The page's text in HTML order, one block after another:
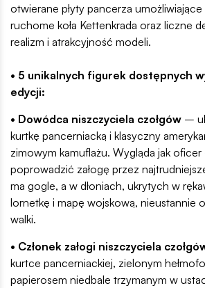
otwierane płyty pancerza
ruchome koła Kettenkrada oraz liczne
realizm i atrakcyjność modeli.
• 5 unikalnych figurek dostępnych
edycji:
• Dowódca niszczyciela czołgów –
kurtkę pancerniacką i klasyczny
zimowym kamuflażu. Wygląda jak
poprowadzić załogę przez
ma gogle, a w dłoniach, ukrytych w
lornetkę i mapę wojskową, nieustannie
walki.
• Członek załogi niszczyciela
kurtce pancerniackiej, zielonym
papierosem niedbale trzymanym w